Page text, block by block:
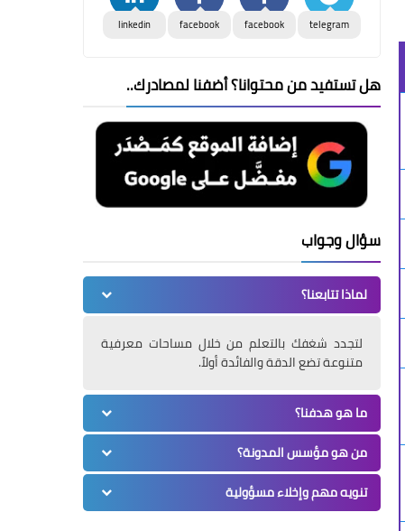
telegram
facebook
facebook
linkedin
هل تستفيد من محتوانا؟ أضفنا لمصادرك..
سؤال وجواب
لماذا تتابعنا؟
لتجدد شغفك بالتعلم من خلال مساحات معرفية
متنوعة تضع الدقة والفائدة أولاً.
ما هو هدفنا؟
من هو مؤسس المدونة؟
تنويه مهم وإخلاء مسؤولية